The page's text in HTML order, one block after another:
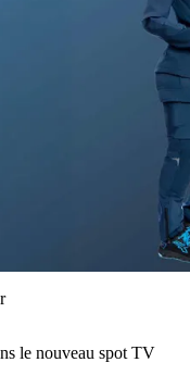
le nouveau spot TV